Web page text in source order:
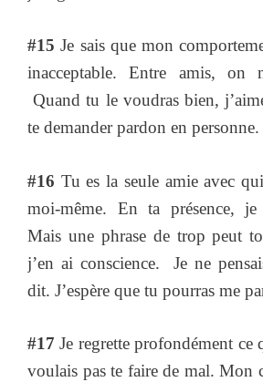
#15 Je sais que mon
inacceptable. Entre amis, on
Quand tu le voudras bien,
te demander pardon en personne.
#16 Tu es la seule amie avec
moi-même. En ta présence,
Mais une phrase de trop peut
j’en ai conscience. Je ne
dit. J’espère que tu pourras me
#17 Je regrette profondément ce
voulais pas te faire de mal. Mon